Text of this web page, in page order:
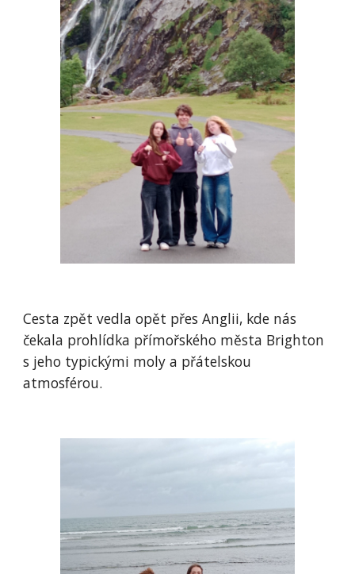
Cesta zpět vedla opět přes Anglii, kde nás
čekala prohlídka přímořského města Brighton
s jeho typickými moly a přátelskou
atmosférou.